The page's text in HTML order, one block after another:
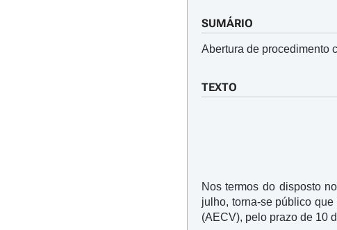
SUMÁRIO
Abertura de procedimento
TEXTO
Nos termos do disposto
julho, torna-se público
(AECV), pelo prazo de 10